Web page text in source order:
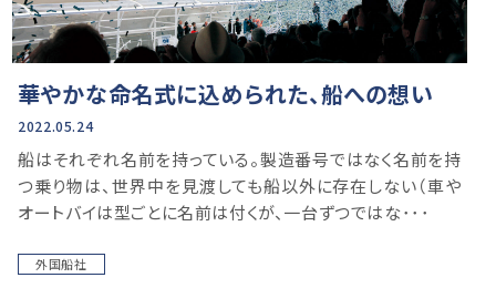
華やかな命名式に込められた、船への想い
2022.05.24
船はそれぞれ名前を持っている。製造番号ではなく名前を持
つ乗り物は、世界中を見渡しても船以外に存在しない（車や
オートバイは型ごとに名前は付くが、一台ずつではな･･･
外国船社